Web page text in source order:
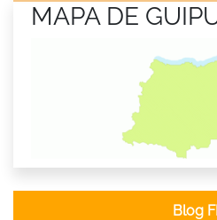
MAPA DE
Blog